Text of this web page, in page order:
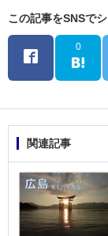
この記事をSNSで
0
関連記事